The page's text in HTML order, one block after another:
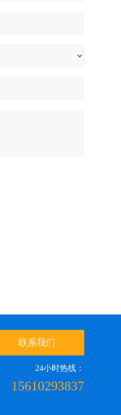
联系我们
24小时热线：
15610293837